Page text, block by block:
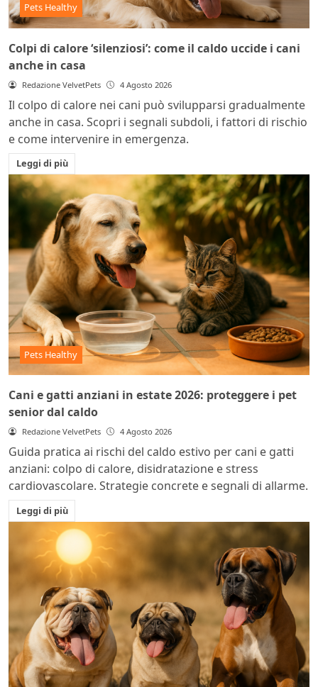
Pets Healthy
Colpi di calore ‘silenziosi’: come il caldo uccide i cani
anche in casa
Redazione VelvetPets 4 Agosto 2026
Il colpo di calore nei cani può svilupparsi gradualmente
anche in casa. Scopri i segnali subdoli, i fattori di rischio
e come intervenire in emergenza.
Leggi di più
Pets Healthy
Cani e gatti anziani in estate 2026: proteggere i pet
senior dal caldo
Redazione VelvetPets 4 Agosto 2026
Guida pratica ai rischi del caldo estivo per cani e gatti
anziani: colpo di calore, disidratazione e stress
cardiovascolare. Strategie concrete e segnali di allarme.
Leggi di più